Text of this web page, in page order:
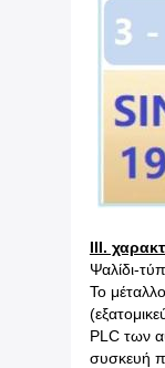
ΙΙΙ.
Ψαλίδι-
Το
PLC των
συσκευή